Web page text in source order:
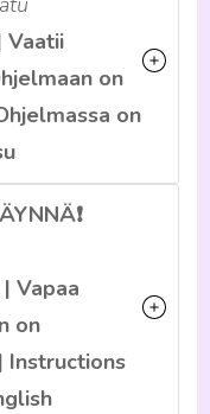
Vaatii
on
on
Vapaa
on
Instructions